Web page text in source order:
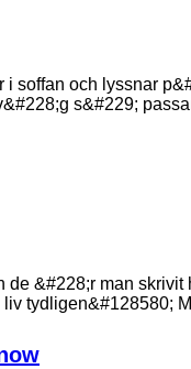
soffan och lyssnar
s&#229;
&#228;r man
liv tydligen&#128580;